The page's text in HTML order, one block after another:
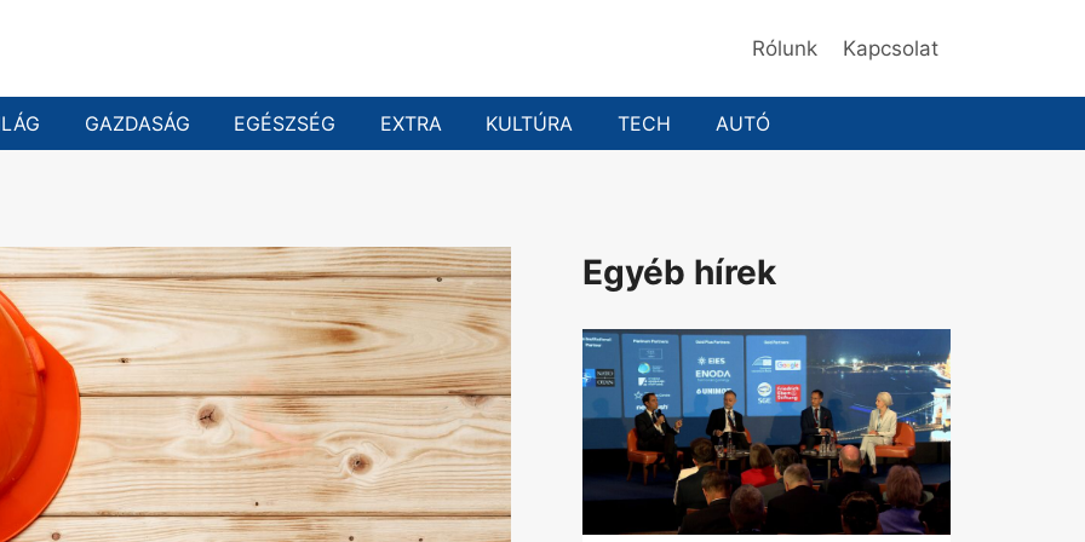
Rólunk Kapcsolat
GAZDASÁG EGÉSZSÉG EXTRA KULTÚRA TECH AUTÓ
Egyéb hírek